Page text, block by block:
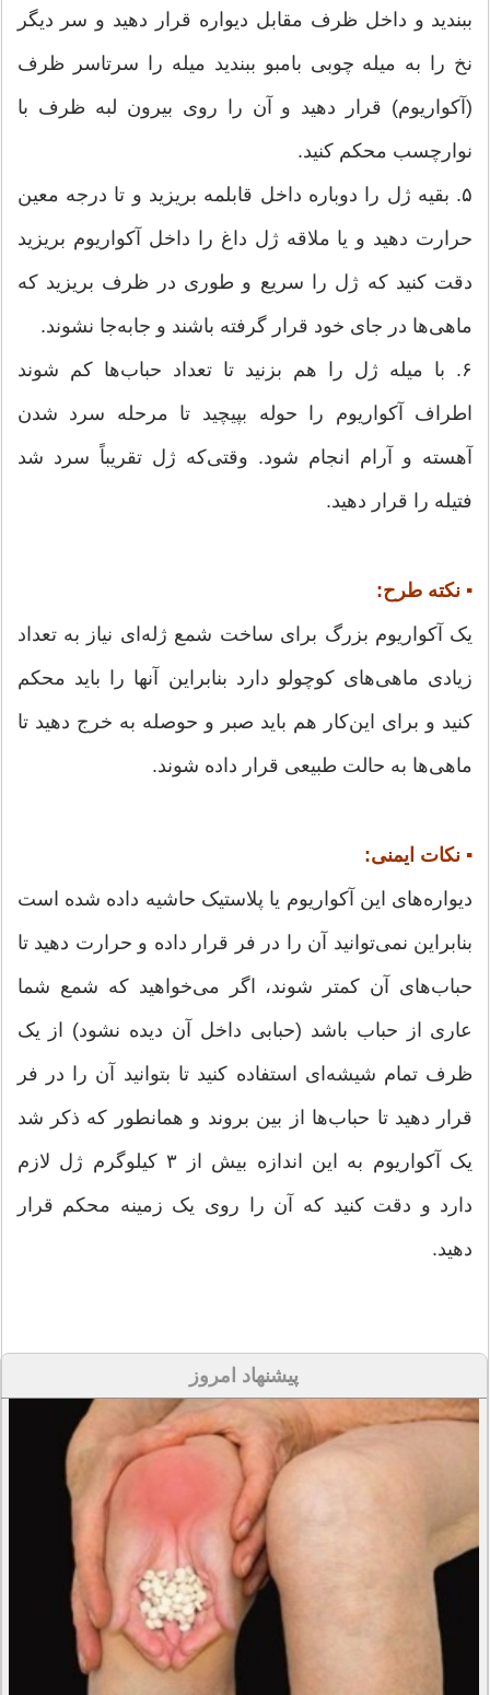
ببندید و داخل ظرف مقابل دیواره قرار دهید و سر دیگر
نخ را به میله چوبی بامبو ببندید میله را سرتاسر ظرف
(آکواریوم) قرار دهید و آن را روی بیرون لبه ظرف با
نوارچسب محکم کنید.
۵. بقیه ژل را دوباره داخل قابلمه بریزید و تا درجه معین
حرارت دهید و یا ملاقه ژل داغ را داخل آکواریوم بریزید
دقت کنید که ژل را سریع و طوری در ظرف بریزید که
ماهی‌ها در جای خود قرار گرفته باشند و جابه‌جا نشوند.
۶. با میله ژل را هم بزنید تا تعداد حباب‌ها کم شوند
اطراف آکواریوم را حوله بپیچید تا مرحله سرد شدن
آهسته و آرام انجام شود. وقتی‌که ژل تقریباً سرد شد
فتیله را قرار دهید.
▪ نکته طرح:
یک آکواریوم بزرگ برای ساخت شمع ژله‌ای نیاز به تعداد
زیادی ماهی‌های کوچولو دارد بنابراین آنها را باید محکم
کنید و برای این‌کار هم باید صبر و حوصله به خرج دهید تا
ماهی‌ها به حالت طبیعی قرار داده شوند.
▪ نکات ایمنی:
دیواره‌های این آکواریوم یا پلاستیک حاشیه داده شده است
بنابراین نمی‌توانید آن را در فر قرار داده و حرارت دهید تا
حباب‌های آن کمتر شوند، اگر می‌خواهید که شمع شما
عاری از حباب باشد (حبابی داخل آن دیده نشود) از یک
ظرف تمام شیشه‌ای استفاده کنید تا بتوانید آن را در فر
قرار دهید تا حباب‌ها از بین بروند و همانطور که ذکر شد
یک آکواریوم به این اندازه بیش از ۳ کیلوگرم ژل لازم
دارد و دقت کنید که آن را روی یک زمینه محکم قرار
دهید.
پیشنهاد امروز